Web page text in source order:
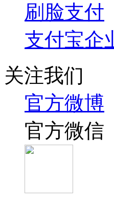
刷脸支付
支付宝企
关注我们
官方微博
官方微信